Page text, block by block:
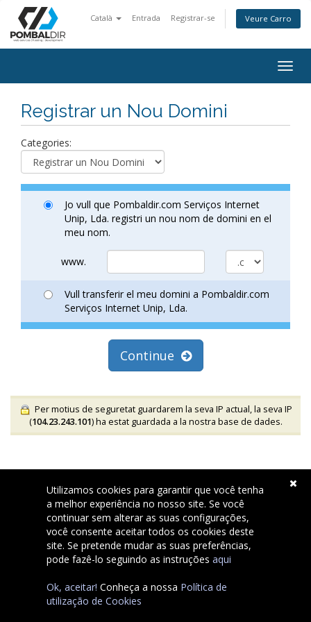
Català Entrada Registrar-se Veure Carro
Registrar un Nou Domini
Categories:
Jo vull que Pombaldir.com Serviços Internet
Unip, Lda. registri un nou nom de domini en el
meu nom.
www.
Vull transferir el meu domini a Pombaldir.com
Serviços Internet Unip, Lda.
Continue
Per motius de seguretat guardarem la seva IP actual, la seva IP
(104.23.243.101) ha estat guardada a la nostra base de dades.
Copyright © 2026 Pombaldir.com Serviços Internet Unip, Lda..
All Rights Reserved.
Utilizamos cookies para garantir que você tenha
a melhor experiência no nosso site. Se você
continuar sem alterar as suas configurações,
você consente aceitar todos os cookies deste
site. Se pretende mudar as suas preferências,
pode fazê-lo seguindo as instruçõesaqui
Ok, aceitar! Conheça a nossa Política de
utilização de Cookies